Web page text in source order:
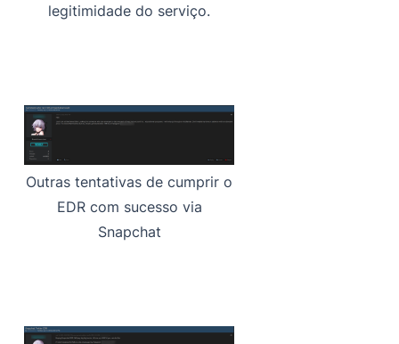
legitimidade do serviço.
Outras tentativas de cumprir o
EDR com sucesso via
Snapchat